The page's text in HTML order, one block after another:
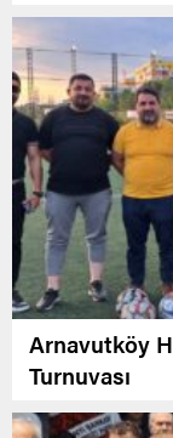
Arnavutköy
Turnuvası